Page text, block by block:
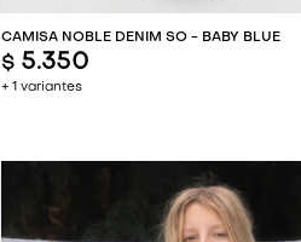
CAMISA NOBLE DENIM SO - BABY BLUE
+ 1 variantes
$ 5.350